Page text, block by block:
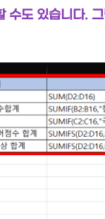
도 있습니다.